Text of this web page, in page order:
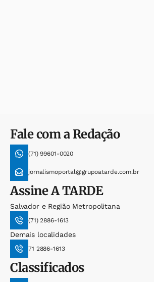
Fale com a Redação
(71) 99601-0020
jornalismoportal@grupoatarde.com.br
AssineA TARDE
Salvador e Região Metropolitana
(71) 2886-1613
Demais localidades
71 2886-1613
Classificados